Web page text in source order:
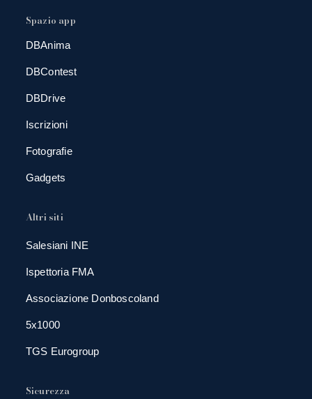
Spazio app
DBAnima
DBContest
DBDrive
Iscrizioni
Fotografie
Gadgets
Altri siti
Salesiani INE
Ispettoria FMA
Associazione Donboscoland
5x1000
TGS Eurogroup
Sicurezza